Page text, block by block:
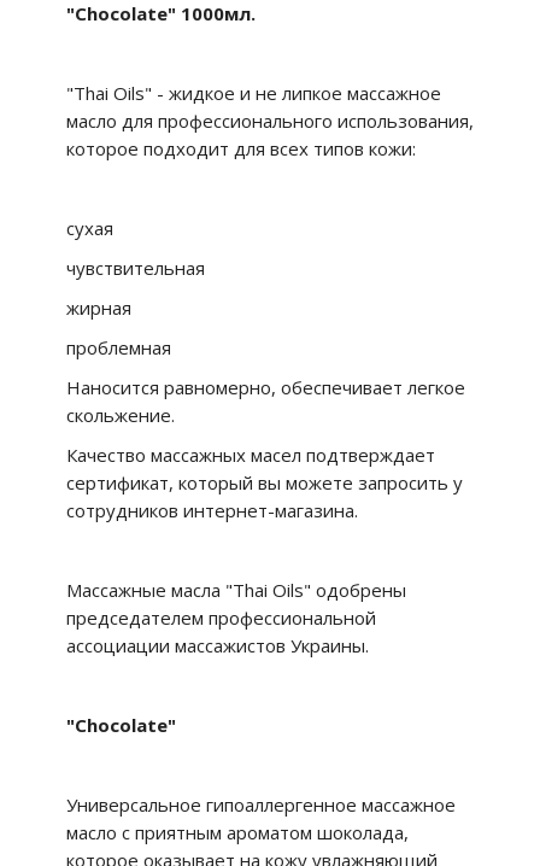
"Chocolate" 1000мл.
"Thai Oils" - жидкое и не липкое массажное
масло для профессионального использования,
которое подходит для всех типов кожи:
сухая
чувствительная
жирная
проблемная
Наносится равномерно, обеспечивает легкое
скольжение.
Качество массажных масел подтверждает
сертификат, который вы можете запросить у
сотрудников интернет-магазина.
Массажные масла "Thai Oils" одобрены
председателем профессиональной
ассоциации массажистов Украины.
"Chocolate"
Универсальное гипоаллергенное массажное
масло с приятным ароматом шоколада,
которое оказывает на кожу увлажняющий